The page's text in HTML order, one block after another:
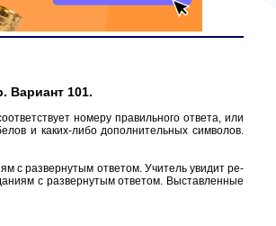
Вариант 101.
но­ме­ру пра­виль­но­го от­ве­та, или
и каких-либо до­пол­ни­тель­ных сим­во­лов.
с раз­вер­ну­тым от­ве­том. Учи­тель уви­дит ре­
с раз­вер­ну­тым от­ве­том. Вы­став­лен­ные